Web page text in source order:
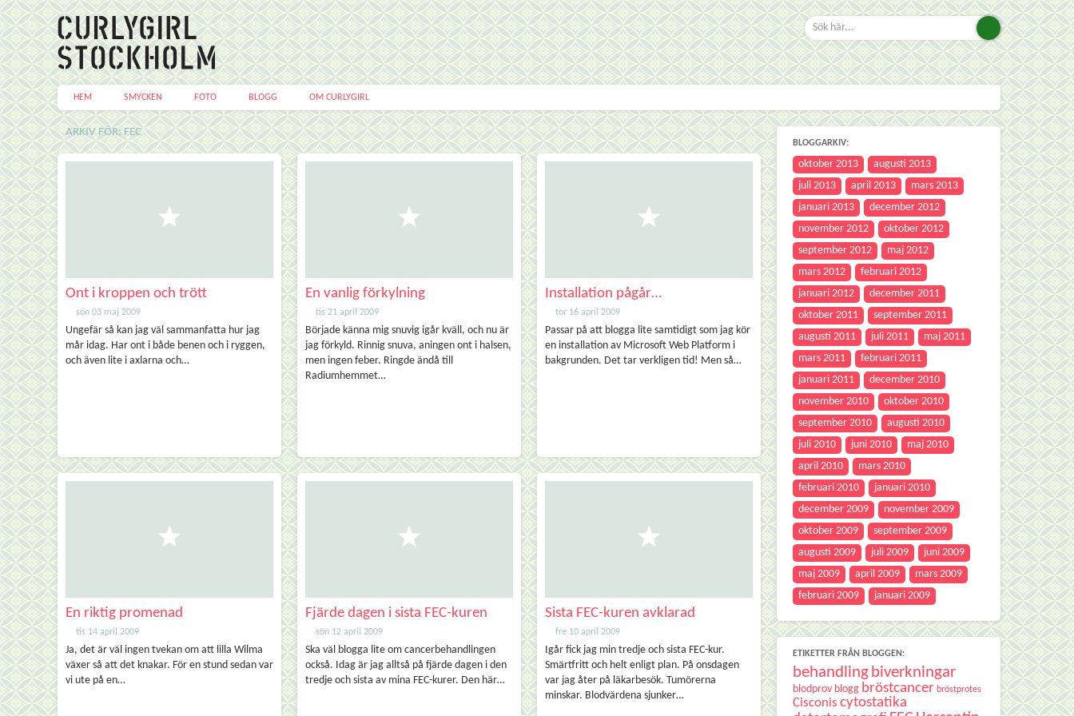
HEM SMYCKEN FOTO BLOGG OM CURLYGIRL
ARKIV FÖR: FEC
Ont i kroppen och trött
sön 03 maj 2009
Ungefär så kan jag väl sammanfatta hur jag
mår idag. Har ont i både benen och i ryggen,
och även lite i axlarna och…
En vanlig förkylning
tis 21 april 2009
Började känna mig snuvig igår kväll, och nu är
jag förkyld. Rinnig snuva, aningen ont i halsen,
men ingen feber. Ringde ändå till
Radiumhemmet…
Installation pågår…
tor 16 april 2009
Passar på att blogga lite samtidigt som jag kör
en installation av Microsoft Web Platform i
bakgrunden. Det tar verkligen tid! Men så…
En riktig promenad
tis 14 april 2009
Ja, det är väl ingen tvekan om att lilla Wilma
växer så att det knakar. För en stund sedan var
vi ute på en…
Fjärde dagen i sista FEC-kuren
sön 12 april 2009
Ska väl blogga lite om cancerbehandlingen
också. Idag är jag alltså på fjärde dagen i den
tredje och sista av mina FEC-kurer. Den här…
Sista FEC-kuren avklarad
fre 10 april 2009
Igår fick jag min tredje och sista FEC-kur.
Smärtfritt och helt enligt plan. På onsdagen
var jag åter på läkarbesök. Tumörerna
minskar. Blodvärdena sjunker…
BLOGGARKIV:
oktober 2013
augusti 2013
juli 2013
april 2013
mars 2013
januari 2013
december 2012
november 2012
oktober 2012
september 2012
maj 2012
mars 2012
februari 2012
januari 2012
december 2011
oktober 2011
september 2011
augusti 2011
juli 2011
maj 2011
mars 2011
februari 2011
januari 2011
december 2010
november 2010
oktober 2010
september 2010
augusti 2010
juli 2010
juni 2010
maj 2010
april 2010
mars 2010
februari 2010
januari 2010
december 2009
november 2009
oktober 2009
september 2009
augusti 2009
juli 2009
juni 2009
maj 2009
april 2009
mars 2009
februari 2009
januari 2009
ETIKETTER FRÅN BLOGGEN:
behandling biverkningar
blodprov blogg bröstcancer bröstprotes
Cisconis cytostatika